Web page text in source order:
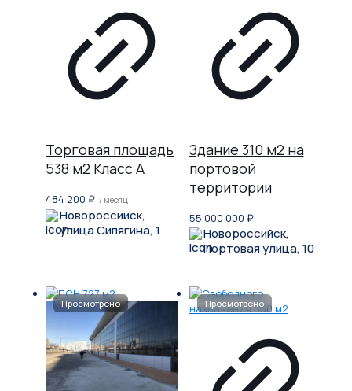
Торговая площадь
538 м2 Класс A
484 200 ₽ / месяц
Новороссийск,
улица Сипягина, 1
Здание 310 м2 на
портовой
территории
55 000 000 ₽
Новороссийск,
Портовая улица, 10